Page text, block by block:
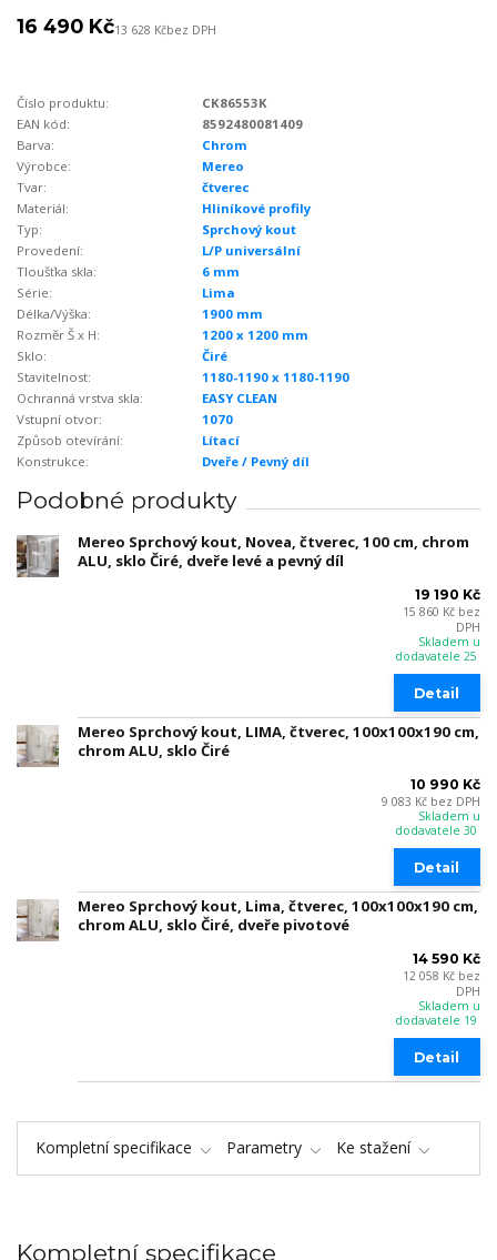
16 490 Kč13 628 Kčbez DPH
Číslo produktu:
CK86553K
EAN kód:
8592480081409
Barva:
Chrom
Výrobce:
Mereo
Tvar:
čtverec
Materiál:
Hliníkové profily
Typ:
Sprchový kout
Provedení:
L/P universální
Tloušťka skla:
6 mm
Série:
Lima
Délka/Výška:
1900 mm
Rozměr Š x H:
1200 x 1200 mm
Sklo:
Čiré
Stavitelnost:
1180-1190 x 1180-1190
Ochranná vrstva skla:
EASY CLEAN
Vstupní otvor:
1070
Způsob otevírání:
Lítací
Konstrukce:
Dveře / Pevný díl
Podobné produkty
Mereo Sprchový kout, Novea, čtverec, 100 cm, chrom
ALU, sklo Čiré, dveře levé a pevný díl
19 190 Kč
15 860 Kč bez
DPH
Skladem u
dodavatele 25
Detail
Mereo Sprchový kout, LIMA, čtverec, 100x100x190 cm,
chrom ALU, sklo Čiré
10 990 Kč
9 083 Kč bez DPH
Skladem u
dodavatele 30
Detail
Mereo Sprchový kout, Lima, čtverec, 100x100x190 cm,
chrom ALU, sklo Čiré, dveře pivotové
14 590 Kč
12 058 Kč bez
DPH
Skladem u
dodavatele 19
Detail
Kompletní specifikace Parametry Ke stažení
Kompletní specifikace